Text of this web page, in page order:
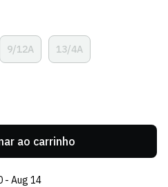
9/12AVariante
Esgotada
13/4AVariante
Esgotada
ao carrinho
- Aug 14